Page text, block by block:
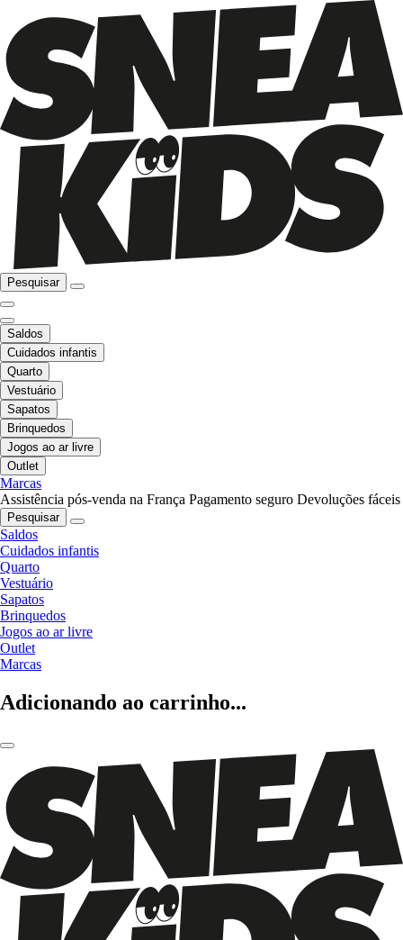
Pesquisar
Saldos
Cuidados infantis
Quarto
Vestuário
Sapatos
Brinquedos
Jogos ao ar livre
Outlet
Marcas
Assistência pós-venda na França Pagamento seguro Devoluções fáceis
Pesquisar
Saldos
Cuidados infantis
Quarto
Vestuário
Sapatos
Brinquedos
Jogos ao ar livre
Outlet
Marcas
Adicionando ao carrinho...